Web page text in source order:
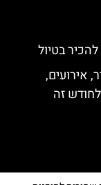
בטיול
אירועים,
זה